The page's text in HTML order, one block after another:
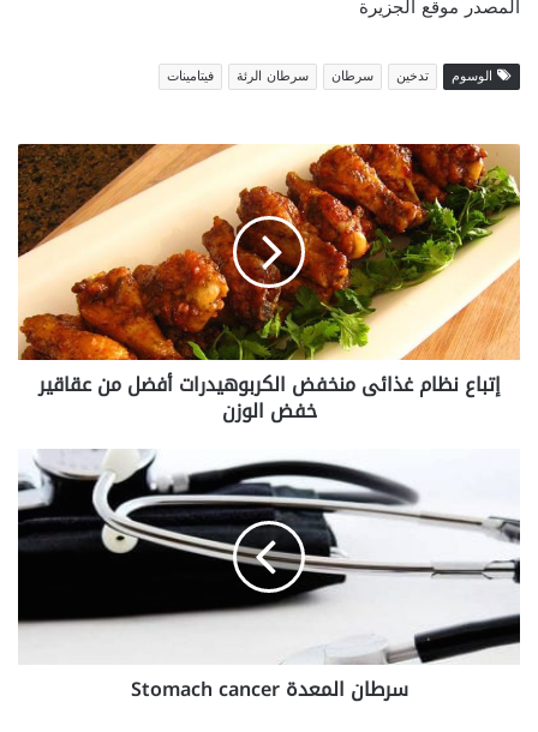
المصدر موقع الجزيرة
الوسوم تدخين سرطان سرطان الرئة فيتامينات
إ
ت
ب
ع
ن
ظ
ا
م
ن
خ
ف
ض
ا
ل
إتباع نظام غذائى منخفض الكربوهيدرات أفضل من عقاقير
خفض الوزن
ط
ا
ن
ا
ل
م
ع
سرطان المعدة Stomach cancer